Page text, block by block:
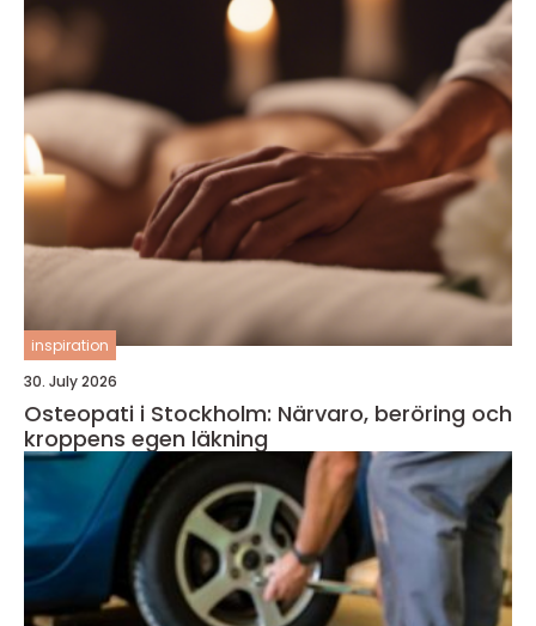
inspiration
30. July 2026
Osteopati i Stockholm: Närvaro, beröring och
kroppens egen läkning